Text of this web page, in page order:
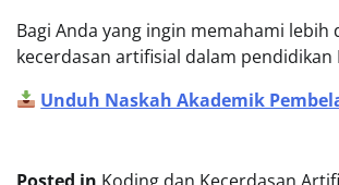
Bagi Anda yang ingin memahami
kecerdasan artifisial dalam
Unduh Naskah Akademik